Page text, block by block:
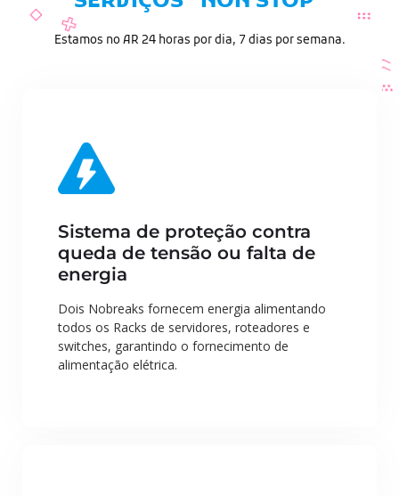
Estamos no AR 24 horas por dia, 7 dias por semana.
Sistema de proteção contra
queda de tensão ou falta de
energia
Dois Nobreaks fornecem energia alimentando
todos os Racks de servidores, roteadores e
switches, garantindo o fornecimento de
alimentação elétrica.